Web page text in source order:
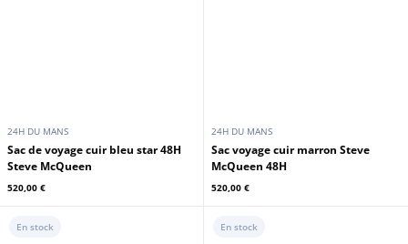
24H DU MANS
Sac de voyage cuir bleu star 48H
Steve McQueen
520,00 €
24H DU MANS
Sac voyage cuir marron Steve
McQueen 48H
520,00 €
En stock En stock